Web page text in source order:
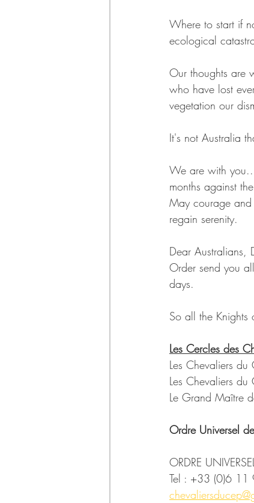
Where to start if
ecological
Our thoughts are
who have lost
vegetation our
It's not Australia
We are with
months against
May courage and
regain serenity.
Dear Australians,
Order send you
days.
So all the Knights
Les Cercles des
Les Chevaliers
Les Chevaliers
Le Grand Maître
Ordre Universel
ORDRE
Tel : +33 (0)6